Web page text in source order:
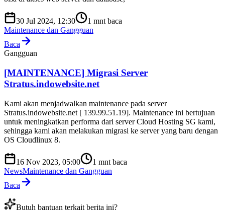
30 Jul 2024, 12:30 1 mnt baca
Maintenance dan Gangguan
Baca
Gangguan
[MAINTENANCE] Migrasi Server
Stratus.indowebsite.net
Kami akan menjadwalkan maintenance pada server
Stratus.indowebsite.net [ 139.99.51.19]. Maintenance ini bertujuan
untuk meningkatkan performa dari server Cloud Hosting SG kami,
sehingga kami akan melakukan migrasi ke server yang baru dengan
OS Cloudlinux 8.
16 Nov 2023, 05:00 1 mnt baca
NewsMaintenance dan Gangguan
Baca
Butuh bantuan terkait berita ini?